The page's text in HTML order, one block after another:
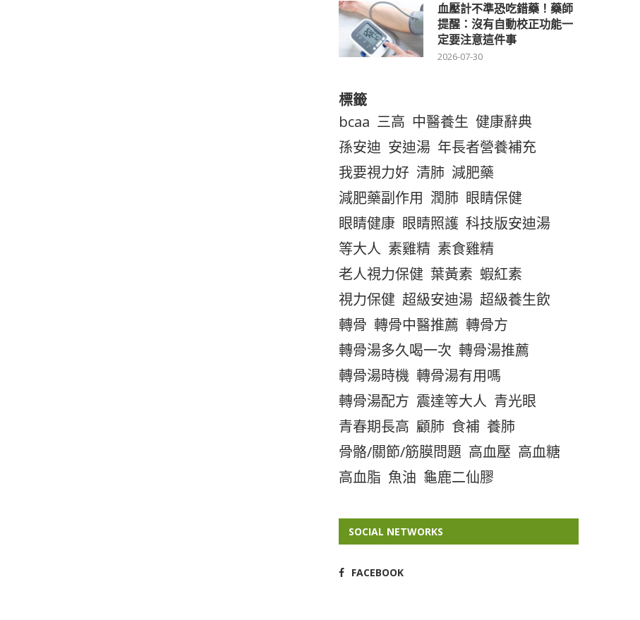
血壓計不準恐吃錯藥！藥師
提醒：沒有自動校正功能一
定要注意這件事
2026-07-30
標籤
bcaa 三高 中醫養生 健康辭典
孫安迪 安迪湯 年長者營養補充
我要視力好 清肺 減肥藥
減肥藥副作用 潤肺 眼睛保健
眼睛健康 眼睛照護 科技版安迪湯
等大人 素雞精 素食雞精
老人視力保健 葉黃素 蝦紅素
視力保健 超級安迪湯 超級養生飲
轉骨 轉骨中醫推薦 轉骨方
轉骨湯多久喝一次 轉骨湯推薦
轉骨湯時機 轉骨湯有用嗎
轉骨湯配方 震達等大人 青光眼
青春期長高 顧肺 食補 養肺
骨骼/關節/筋膜問題 高血壓 高血糖
高血脂 魚油 龜鹿二仙膠
SOCIAL NETWORKS
FACEBOOK